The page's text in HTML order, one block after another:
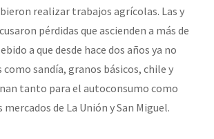
realizar trabajos agrícolas. Las y
pérdidas que ascienden a más de
a que desde hace dos años ya no
sandía, granos básicos, chile y
tanto para el autoconsumo como
de La Unión y San Miguel.